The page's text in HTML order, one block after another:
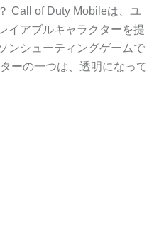
Call of Duty Mobileは、ユ
イアブルキャラクターを提
ンシューティングゲームで
ーの一つは、透明になって